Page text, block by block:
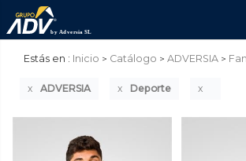
Estás en : Inicio Catálogo ADVERSIA
ADVERSIA Deporte